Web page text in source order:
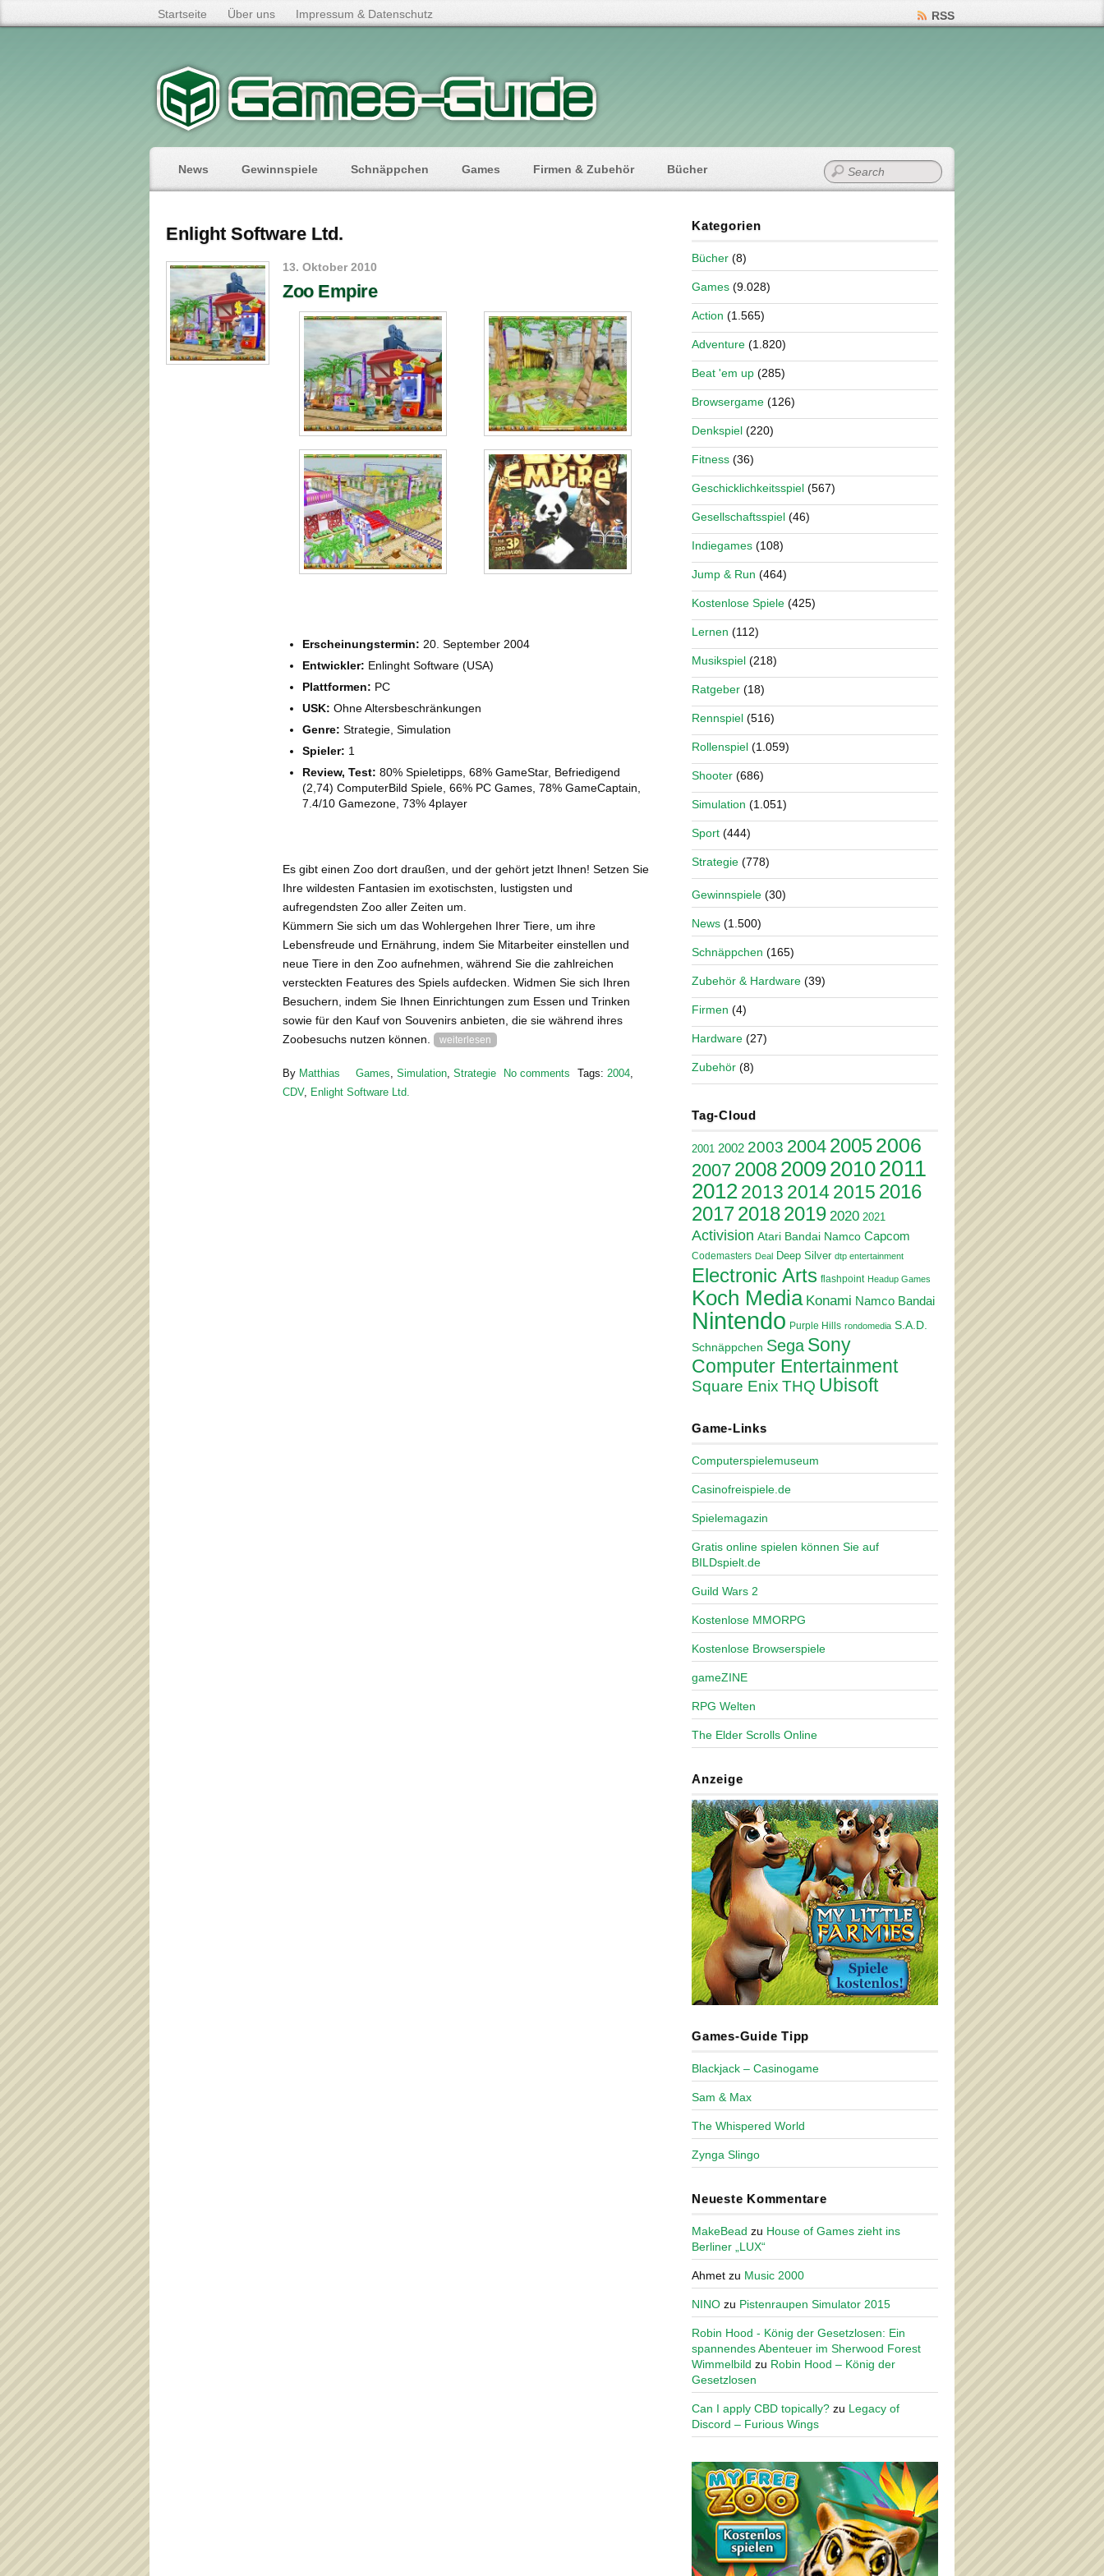
Startseite Über uns Impressum & Datenschutz RSS
News Gewinnspiele Schnäppchen Games Firmen & Zubehör Bücher
Enlight Software Ltd.
13. Oktober 2010
Zoo Empire
Erscheinungstermin: 20. September 2004
Entwickler: Enlinght Software (USA)
Plattformen: PC
USK: Ohne Altersbeschränkungen
Genre: Strategie, Simulation
Spieler: 1
Review, Test: 80% Spieletipps, 68% GameStar, Befriedigend
(2,74) ComputerBild Spiele, 66% PC Games, 78% GameCaptain,
7.4/10 Gamezone, 73% 4player
Es gibt einen Zoo dort draußen, und der gehört jetzt Ihnen! Setzen Sie
Ihre wildesten Fantasien im exotischsten, lustigsten und
aufregendsten Zoo aller Zeiten um.
Kümmern Sie sich um das Wohlergehen Ihrer Tiere, um ihre
Lebensfreude und Ernährung, indem Sie Mitarbeiter einstellen und
neue Tiere in den Zoo aufnehmen, während Sie die zahlreichen
versteckten Features des Spiels aufdecken. Widmen Sie sich Ihren
Besuchern, indem Sie Ihnen Einrichtungen zum Essen und Trinken
sowie für den Kauf von Souvenirs anbieten, die sie während ihres
Zoobesuchs nutzen können.
weiterlesen
By Matthias Games Simulation Strategie No comments Tags: 2004
CDV, Enlight Software Ltd.
Kategorien
Bücher (8)
Games (9.028)
Action (1.565)
Adventure (1.820)
Beat 'em up (285)
Browsergame (126)
Denkspiel (220)
Fitness (36)
Geschicklichkeitsspiel (567)
Gesellschaftsspiel (46)
Indiegames (108)
Jump & Run (464)
Kostenlose Spiele (425)
Lernen (112)
Musikspiel (218)
Ratgeber (18)
Rennspiel (516)
Rollenspiel (1.059)
Shooter (686)
Simulation (1.051)
Sport (444)
Strategie (778)
Gewinnspiele (30)
News (1.500)
Schnäppchen (165)
Zubehör & Hardware (39)
Firmen (4)
Hardware (27)
Zubehör (8)
Tag-Cloud
2001 2002 2003 2004 20052006
2007 2008200920102011
20122013 20142015 2016
201720182019 2020 2021
Activision Atari Bandai Namco Capcom
Codemasters Deal Deep Silver dtp entertainment
Electronic Arts flashpoint Headup Games
Koch Media Konami Namco Bandai
Nintendo Purple Hills rondomedia S.A.D.
Schnäppchen Sega Sony
Computer Entertainment
Square Enix THQ Ubisoft
Game-Links
Computerspielemuseum
Casinofreispiele.de
Spielemagazin
Gratis online spielen können Sie auf
BILDspielt.de
Guild Wars 2
Kostenlose MMORPG
Kostenlose Browserspiele
gameZINE
RPG Welten
The Elder Scrolls Online
Anzeige
Games-Guide Tipp
Blackjack – Casinogame
Sam & Max
The Whispered World
Zynga Slingo
Neueste Kommentare
MakeBead zu House of Games zieht ins
Berliner „LUX“
Ahmet zu Music 2000
NINO zu Pistenraupen Simulator 2015
Robin Hood - König der Gesetzlosen: Ein
spannendes Abenteuer im Sherwood Forest
Wimmelbild zu Robin Hood – König der
Gesetzlosen
Can I apply CBD topically? zu Legacy of
Discord – Furious Wings